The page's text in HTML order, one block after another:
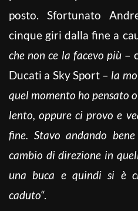
posto. Sfortunato
cinque giri dalla fine a
che non ce la facevo più –
Ducati a Sky Sport – la
quel momento ho pensato
lento, oppure ci provo e
fine. Stavo andando
cambio di direzione in
una buca e quindi si è
caduto“.